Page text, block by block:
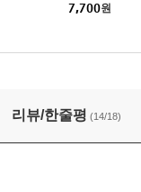
7,700원
리뷰/한줄평 (14/18)